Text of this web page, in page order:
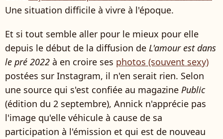
Une situation difficile à vivre à l'époque.
Et si tout semble aller pour le mieux pour elle
depuis le début de la diffusion de L'amour est dans
le pré 2022 à en croire ses photos (souvent sexy)
postées sur Instagram, il n'en serait rien. Selon
une source qui s'est confiée au magazine Public
(édition du 2 septembre), Annick n'apprécie pas
l'image qu'elle véhicule à cause de sa
participation à l'émission et qui est de nouveau